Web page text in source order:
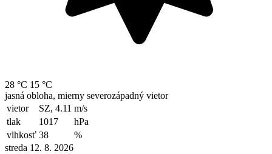
28 °C 15 °C
jasná obloha, mierny severozápadný vietor
vietor
SZ, 4.11 m/s
tlak
1017
hPa
vlhkosť 38
%
streda 12. 8. 2026